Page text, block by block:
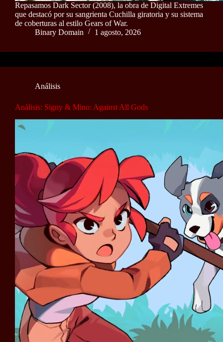
Repasamos Dark Sector (2008), la obra de Digital Extremes
que destacó por su sangrienta Cuchilla giratoria y su sistema
de coberturas al estilo Gears of War.
Binary Domain
1 agosto, 2026
Análisis
Análisis: Signy & Mino: Against All Gods